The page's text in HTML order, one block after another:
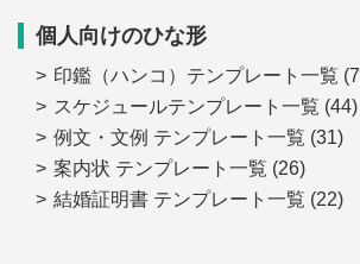
個人向けのひな形
印鑑（ハンコ）テンプレート一覧
スケジュールテンプレート一覧 (44)
例文・文例 テンプレート一覧 (31)
案内状 テンプレート一覧 (26)
結婚証明書 テンプレート一覧 (22)